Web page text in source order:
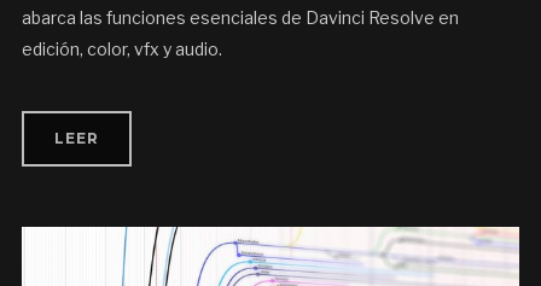
abarca las funciones esenciales de Davinci Resolve en
edición, color, vfx y audio.
LEER